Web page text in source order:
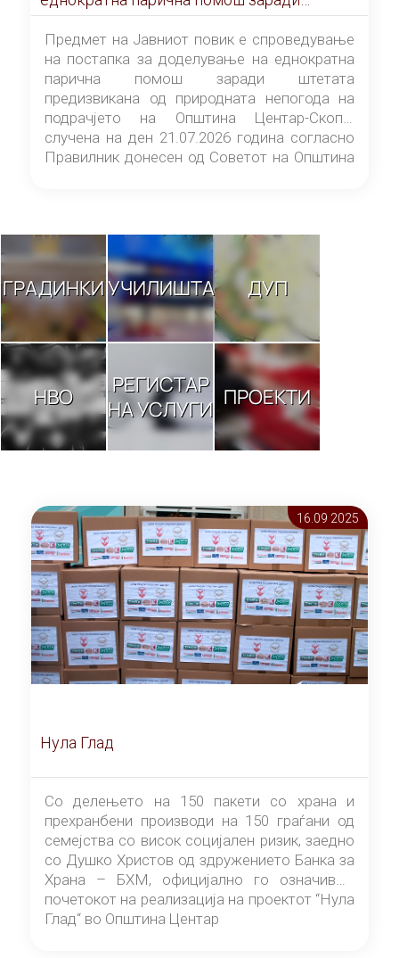
штетата предизвикана од природната
непогода на подрачјето на Општина
Центар-Скопје случена на ден 21.07.2026
година
Предмет на Јавниот повик е спроведување
на постапка за доделување на еднократна
парична помош заради штетата
предизвикана од природната непогода на
подрачјето на Општина Центар-Скопје
случена на ден 21.07.2026 година согласно
Правилник донесен од Советот на Општина
ГРАДИНКИУЧИЛИШТА ДУП
НВО
РЕГИСТАР
НА УСЛУГИ ПРОЕКТИ
16.09 2025
Нула Глад
Со делењето на 150 пакети со храна и
прехранбени производи на 150 граѓани од
семејства со висок социјален ризик, заедно
со Душко Христов од здружението Банка за
Храна – БХМ, официјално го означивме
почетокот на реализација на проектот “Нула
Глад“ во Општина Центар